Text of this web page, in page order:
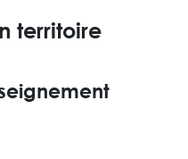
territoire